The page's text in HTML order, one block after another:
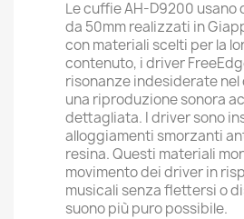
Le cuffie AH-D9200 usano
da 50mm realizzati in
con materiali scelti per la
contenuto, i driver
risonanze indesiderate
una riproduzione sonora
dettagliata. I driver sono
alloggiamenti smorzanti
resina. Questi materiali
movimento dei driver in
musicali senza flettersi o
suono più puro possibile.